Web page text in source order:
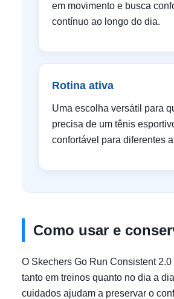
em movimento e busca
contínuo ao longo do dia.
Rotina ativa
Uma escolha versátil para
precisa de um tênis
confortável para diferentes
Como usar e
O Skechers Go Run Consistent
tanto em treinos quanto no dia a
cuidados ajudam a preservar o